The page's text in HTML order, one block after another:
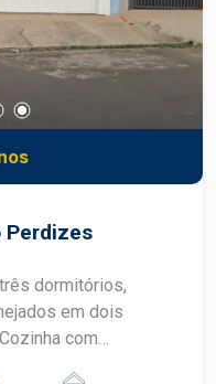
Perdizes
dormitórios,
com